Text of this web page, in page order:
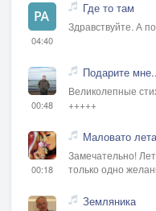
04:40
Где то там
Здравствуйте. А
00:48
Подарите
Великолепные
+++++
00:18
Маловато лета
Замечательно!
только одно
Земляника